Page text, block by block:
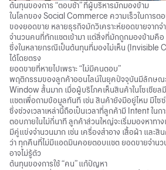
ต้นทุนของการ “ตอบช้า” ที่ผู้บริหารมักมองข้าม
ในโลกของ Social Commerce ความเร็วในการ
ของยอดขาย หลายธุรกิจมักวิเคราะห์ยอดขายจากจ
จำนวนคนที่ทักแชตเข้ามา แต่สิ่งที่มักถูกมองข้ามคือ
ซึ่งในหลายกรณีเป็นต้นทุนที่มองไม่เห็น (Invisible
ได้โดยตรง
ยอดขายที่หายไปเพราะ “ไม่มีคนตอบ”
พฤติกรรมของลูกค้าออนไลน์ในยุคปัจจุบันมีลักษ
Window สั้นมาก เมื่อผู้บริโภคเห็นสินค้าในโซเชีย
แชตเพื่อถามข้อมูลทันที เช่น สินค้ายังมีอยู่ไหม มีไซซ์
ซึ่งช่วงเวลาเหล่านี้ถือเป็นเวลาที่ลูกค้ามี Intent ใน
ตอบภายในไม่กี่นาที ลูกค้าส่วนใหญ่จะเริ่มมองหาทา
มีคู่แข่งจำนวนมาก เช่น เครื่องสำอาง เสื้อผ้า และ
ว่า ทุกคืนที่ไม่มีแอดมินคอยตอบแชต ยอดขายจำน
อาจไม่รู้ตัว
ต้นทุนของการใช้ “คน” แก้ปัญหา